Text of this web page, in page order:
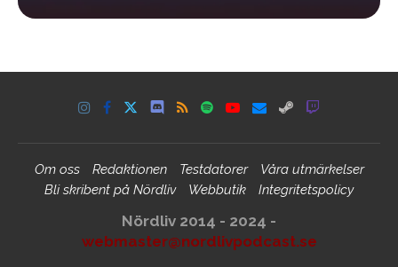
Om oss Redaktionen Testdatorer
Våra utmärkelser
Bli skribent på Nördliv
Webbutik Integritetspolicy
Nördliv 2014 - 2024 -
webmaster@nordlivpodcast.se